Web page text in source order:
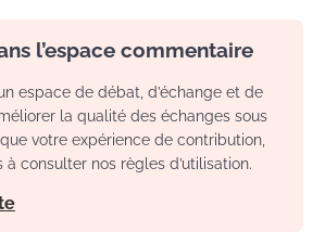
l’espace commentaire
espace de débat, d’échange et de
la qualité des échanges sous
votre expérience de contribution,
à consulter nos règles d’utilisation.